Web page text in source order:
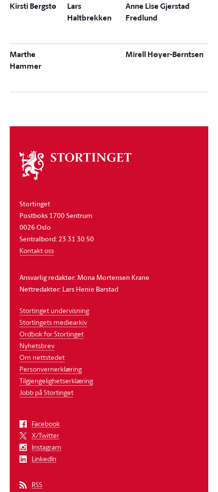
Kirsti Bergstø
Lars
Haltbrekken
Anne Lise Gjerstad
Fredlund
Marthe
Hammer
Mirell Høyer-Berntsen
Om
stortinget
Stortinget
Postboks 1700 Sentrum
0026 Oslo
Sentralbord: 23 31 30 50
Kontakt oss
Ansvarlig redaktør: Mona Mortensen Krane
Nettredaktør: Lars Henie Barstad
Stortinget undervisning
Stortingets mediearkiv
Ordbok for Stortinget
Nyhetsbrev
Om nettstedet
Personvernerklæring
Tilgjengelighetserklæring
Jobb på Stortinget
Facebook
X/Twitter
Instagram
LinkedIn
RSS